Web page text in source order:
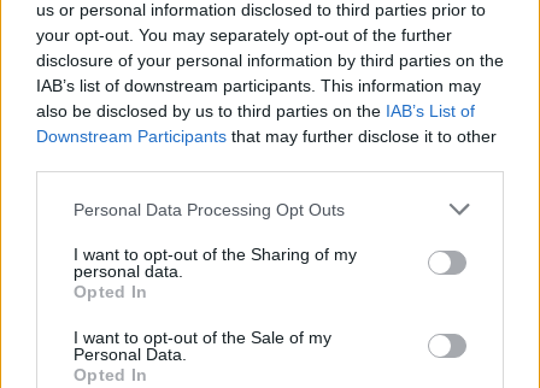
us or personal information disclosed to third parties prior to
your opt-out. You may separately opt-out of the further
disclosure of your personal information by third parties on the
IAB’s list of downstream participants. This information may
also be disclosed by us to third parties on the IAB’s List of
Downstream Participants that may further disclose it to other
Personal Data Processing Opt Outs
I want to opt-out of the Sharing of my
personal data.
Opted In
I want to opt-out of the Sale of my
Personal Data.
Opted In